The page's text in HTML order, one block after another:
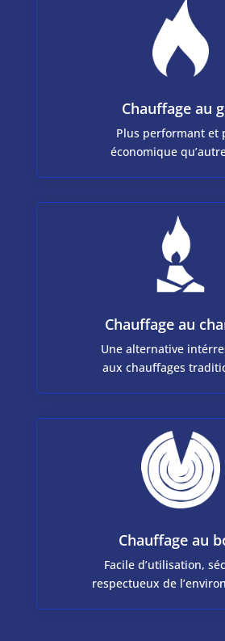
Chauffage au
Plus performant et
économique
Chauffage au
Une alternative
aux chauffages
Chauffage au
Facile d’utilisation,
respectueux de